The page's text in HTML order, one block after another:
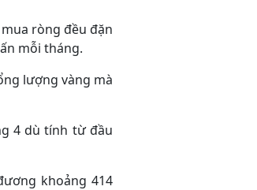
ròng đều đặn
mỗi tháng.
lượng vàng mà
4 dù tính từ đầu
khoảng 414